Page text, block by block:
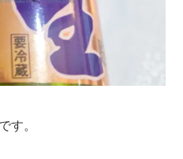
す。